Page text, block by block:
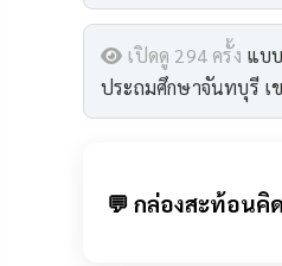
เปิดดู 294 ครั้ง แบ
ประถมศึกษาจันทบุรี เ
💬 กล่องสะท้อนคิ